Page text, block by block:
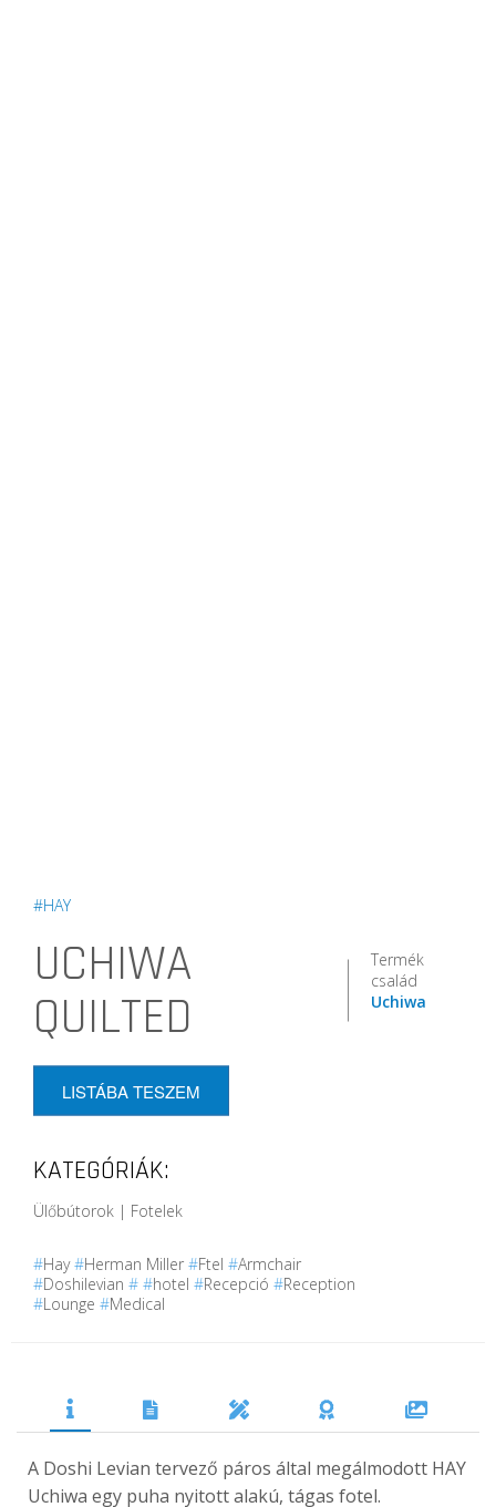
#HAY
UCHIWA
QUILTED
Termék
család
Uchiwa
LISTÁBA TESZEM
KATEGÓRIÁK:
Ülőbútorok | Fotelek
#Hay#Herman Miller #Ftel #Armchair
#Doshilevian # #hotel #Recepció #Reception
#Lounge #Medical
A Doshi Levian tervező páros által megálmodott HAY
Uchiwa egy puha nyitott alakú, tágas fotel.